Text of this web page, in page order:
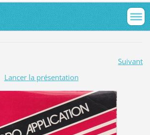
Suivant
Lancer la présentation